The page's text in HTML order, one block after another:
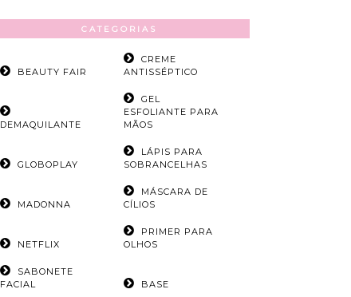
CATEGORIAS
BEAUTY FAIR
CREME
ANTISSÉPTICO
DEMAQUILANTE
GEL
ESFOLIANTE PARA
MÃOS
GLOBOPLAY
LÁPIS PARA
SOBRANCELHAS
MADONNA
MÁSCARA DE
CÍLIOS
NETFLIX
PRIMER PARA
OLHOS
SABONETE
FACIAL
BASE